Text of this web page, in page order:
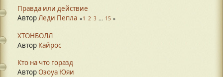
Правда или действие
АвторЛеди Пепла 1 2 3 ... 15
ХТОНБОЛЛ
Автор Кайрос
Кто на что горазд
АвторОэоуа Юяи